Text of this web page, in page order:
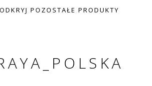
ODKRYJ POZOSTAŁE PRODUKTY